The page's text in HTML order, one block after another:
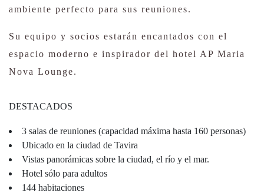
ambiente perfecto para sus reuniones.
Su equipo y socios estarán encantados con el
espacio moderno e inspirador del hotel AP Maria
Nova Lounge.
DESTACADOS
3 salas de reuniones (capacidad máxima hasta 160 personas)
Ubicado en la ciudad de Tavira
Vistas panorámicas sobre la ciudad, el río y el mar.
Hotel sólo para adultos
144 habitaciones